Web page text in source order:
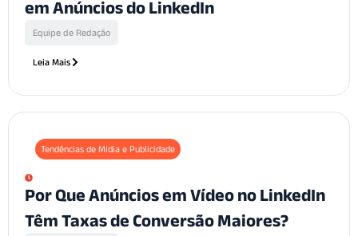
em Anúncios do LinkedIn
Equipe de Redação
Leia Mais
Tendências de Mídia e Publicidade
Por Que Anúncios em Vídeo no LinkedIn
Têm Taxas de Conversão Maiores?